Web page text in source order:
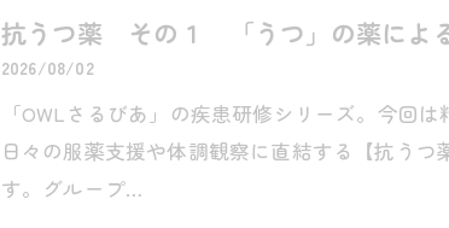
抗うつ薬 その１ 「うつ」の薬によ
2026/08/02
「OWLさるびあ」の疾患研修シリーズ。今回
日々の服薬支援や体調観察に直結する【抗う
す。グループ…